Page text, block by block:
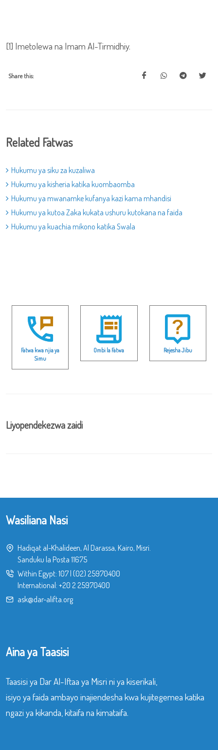
[1] Imetolewa na Imam Al-Tirmidhiy.
Share this:
Related Fatwas
Hukumu ya siku za kuzaliwa
Hukumu ya kisheria katika kuombaomba
Hukumu ya mwanamke kufanya kazi kama mhandisi
Hukumu ya kutoa Zaka kukata ushuru kutokana na faida
Hukumu ya kuachia mikono katika Swala
Fatwa kwa njia ya
Simu
Ombi la Fatwa Rejesha Jibu
Liyopendekezwa zaidi
Wasiliana Nasi
Hadiqat al-Khalideen, Al Darassa, Kairo, Misri.
Sanduku la Posta 11675
Within Egypt: 107| (02) 25970400
International: +20 2 25970400
ask@dar-alifta.org
Aina ya Taasisi
Taasisi ya Dar Al-Iftaa ya Misri ni ya kiserikali,
isiyo ya faida ambayo inajiendesha kwa kujitegemea katika
ngazi ya kikanda, kitaifa na kimataifa.